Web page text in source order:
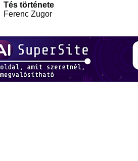
Tés története
Ferenc Zugor